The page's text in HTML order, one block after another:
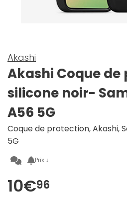
Akashi
Akashi Coque
silicone noir-
A56 5G
Coque de protection, Akashi,
5G
Prix ↓
10€96